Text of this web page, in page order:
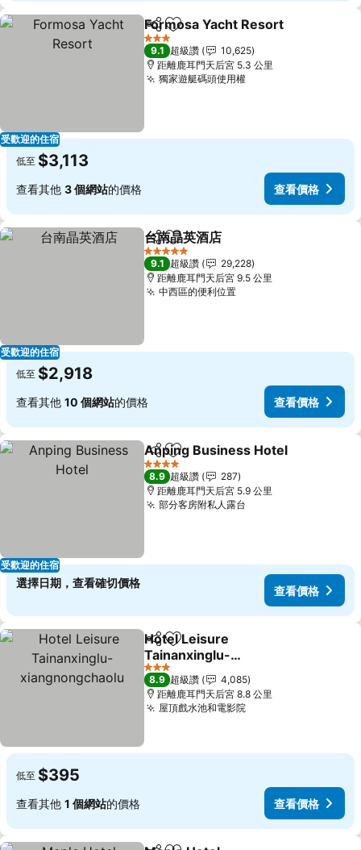
受歡迎的住宿
分享 加入我的最愛
Formosa Yacht Resort
3 星級
9.1 超級讚
10,625
距離鹿耳門天后宮 5.3 公里
獨家遊艇碼頭使用權
低至 $3,113
查看其他 3 個網站的價格 查看價格
受歡迎的住宿
分享 加入我的最愛
台南晶英酒店
5 星級
9.1 超級讚
29,228
距離鹿耳門天后宮 9.5 公里
中西區的便利位置
低至 $2,918
查看其他 10 個網站的價格 查看價格
受歡迎的住宿
分享 加入我的最愛
Anping Business Hotel
4 星級
8.9 超級讚
287
距離鹿耳門天后宮 5.9 公里
部分客房附私人露台
選擇日期，查看確切價格
查看價格
分享 加入我的最愛
Hotel Leisure
Tainanxinglu-
xiangnongchaolu
3 星級
8.9 超級讚
4,085
距離鹿耳門天后宮 8.8 公里
屋頂戲水池和電影院
低至 $395
查看其他 1 個網站的價格 查看價格